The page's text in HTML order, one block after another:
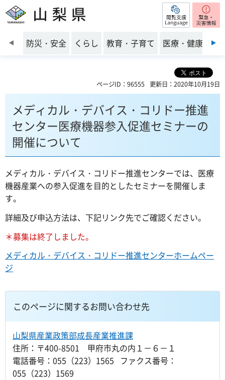
山梨県 閲覧支援
前のスライドを表示
防災・安全 くらし 教育・子育て 医療・健康・福
ページID：96555 更新日：2020年10月19日
メディカル・デバイス・コリドー推進
センター医療機器参入促進セミナーの
開催について
メディカル・デバイス・コリドー推進センターでは、医療
機器産業への参入促進を目的としたセミナーを開催しま
す。
詳細及び申込方法は、下記リンク先でご確認ください。
＊募集は終了しました。
メディカル・デバイス・コリドー推進センターホームペー
ジ
このページに関するお問い合わせ先
山梨県産業政策部成長産業推進課
住所：〒400-8501 甲府市丸の内１－６－１
電話番号：055（223）1565 ファクス番号：
055（223）1569